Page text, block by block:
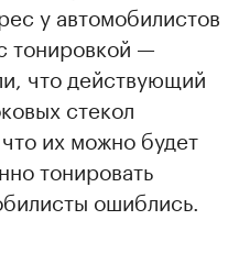
у автомобилистов
тонировкой —
что действующий
стекол
их можно будет
тонировать
ошиблись.